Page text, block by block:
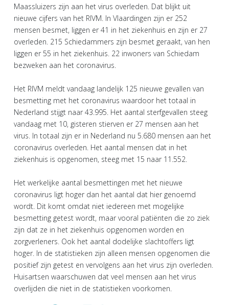
Maassluizers zijn aan het virus overleden. Dat blijkt uit
nieuwe cijfers van het RIVM. In Vlaardingen zijn er 252
mensen besmet, liggen er 41 in het ziekenhuis en zijn er 27
overleden. 215 Schiedammers zijn besmet geraakt, van hen
liggen er 55 in het ziekenhuis. 22 inwoners van Schiedam
bezweken aan het coronavirus.
Het RIVM meldt vandaag landelijk 125 nieuwe gevallen van
besmetting met het coronavirus waardoor het totaal in
Nederland stijgt naar 43.995. Het aantal sterfgevallen steeg
vandaag met 10, gisteren stierven er 27 mensen aan het
virus. In totaal zijn er in Nederland nu 5.680 mensen aan het
coronavirus overleden. Het aantal mensen dat in het
ziekenhuis is opgenomen, steeg met 15 naar 11.552.
Het werkelijke aantal besmettingen met het nieuwe
coronavirus ligt hoger dan het aantal dat hier genoemd
wordt. Dit komt omdat niet iedereen met mogelijke
besmetting getest wordt, maar vooral patiënten die zo ziek
zijn dat ze in het ziekenhuis opgenomen worden en
zorgverleners. Ook het aantal dodelijke slachtoffers ligt
hoger. In de statistieken zijn alleen mensen opgenomen die
positief zijn getest en vervolgens aan het virus zijn overleden.
Huisartsen waarschuwen dat veel mensen aan het virus
overlijden die niet in de statistieken voorkomen.